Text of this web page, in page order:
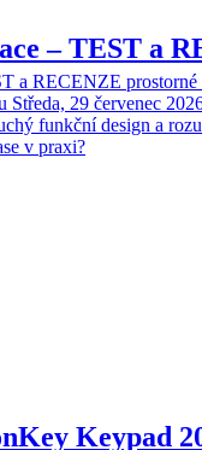
– TEST a
a RECENZE prostorné
Středa, 29 červenec
funkční design a
v praxi?
Keypad